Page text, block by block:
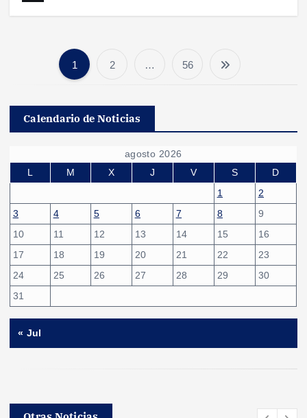
a
g
i
n
a
c
i
ó
1 2 … 56
Calendario de Noticias
agosto 2026
L
M X J V S
D
1
2
3
4 5 6 7 8
9
10
11 12 13 14 15
16
17
18 19 20 21 22
23
24
25 26 27 28 29
30
31
« Jul